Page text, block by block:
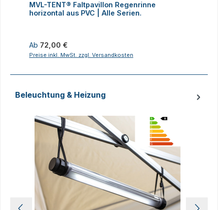
MVL-TENT® Faltpavillon Regenrinne
horizontal aus PVC | Alle Serien.
Regulärer Preis:
Ab 72,00 €
Preise inkl. MwSt. zzgl. Versandkosten
Beleuchtung & Heizung